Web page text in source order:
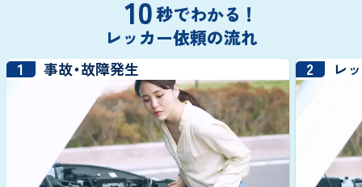
10秒でわかる！
レッカー依頼の流れ
1 事故・故障発生 2 レ